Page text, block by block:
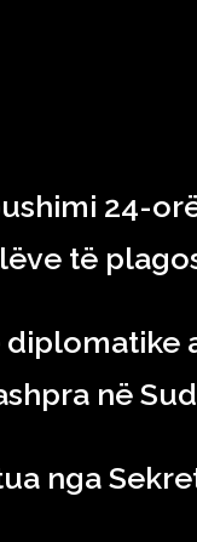
24-
të
në
nga